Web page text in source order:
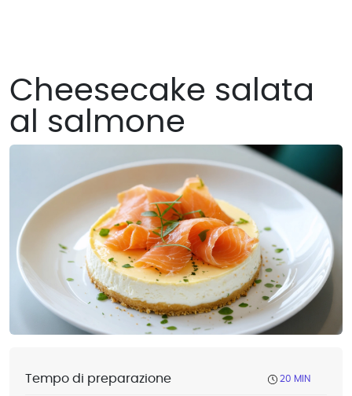
Cheesecake salata
al salmone
Tempo di preparazione 20 MIN